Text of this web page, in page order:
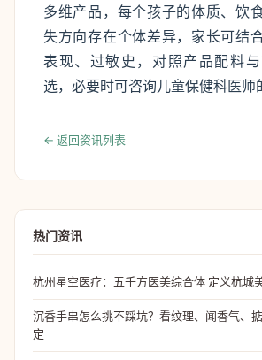
多维产品，每个孩子的体质、饮
失方向存在个体差异，家长可结
表现、过敏史，对照产品配料
选，必要时可咨询儿童保健科医师
← 返回资讯列表
热门资讯
杭州星空医疗：五千方医美综合体 定义杭城
沉香手串怎么挑不踩坑？看纹理、闻香气、
定